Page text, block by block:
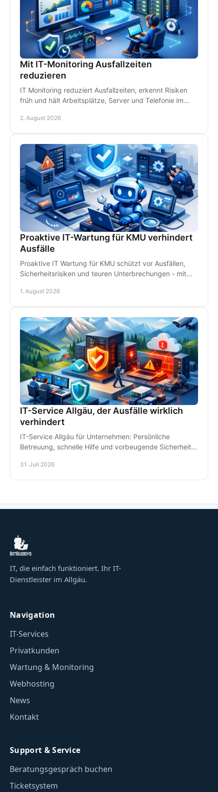
Mit IT-Monitoring Ausfallzeiten
reduzieren
IT Monitoring reduziert Ausfallzeiten, erkennt Risiken
früh und hält Arbeitsplätze, Server und Telefonie im
2. August 2026
Proaktive IT-Wartung für KMU verhindert
Ausfälle
Proaktive IT Wartung für KMU schützt vor Ausfällen,
Sicherheitsrisiken und teuren Unterbrechungen - mit
1. August 2026
IT-Service Allgäu, der Ausfälle wirklich
verhindert
IT-Service Allgäu für Unternehmen: Persönliche
Betreuung, schnelle Hilfe und vorbeugende Sicherheit
31. Juli 2026
IT, die einfach funktioniert. Ihr IT-
Dienstleister im Allgäu.
Navigation
IT-Services
Privatkunden
Wartung & Monitoring
Webhosting
News
Kontakt
Support & Service
Beratungsgespräch buchen
Ticketsystem